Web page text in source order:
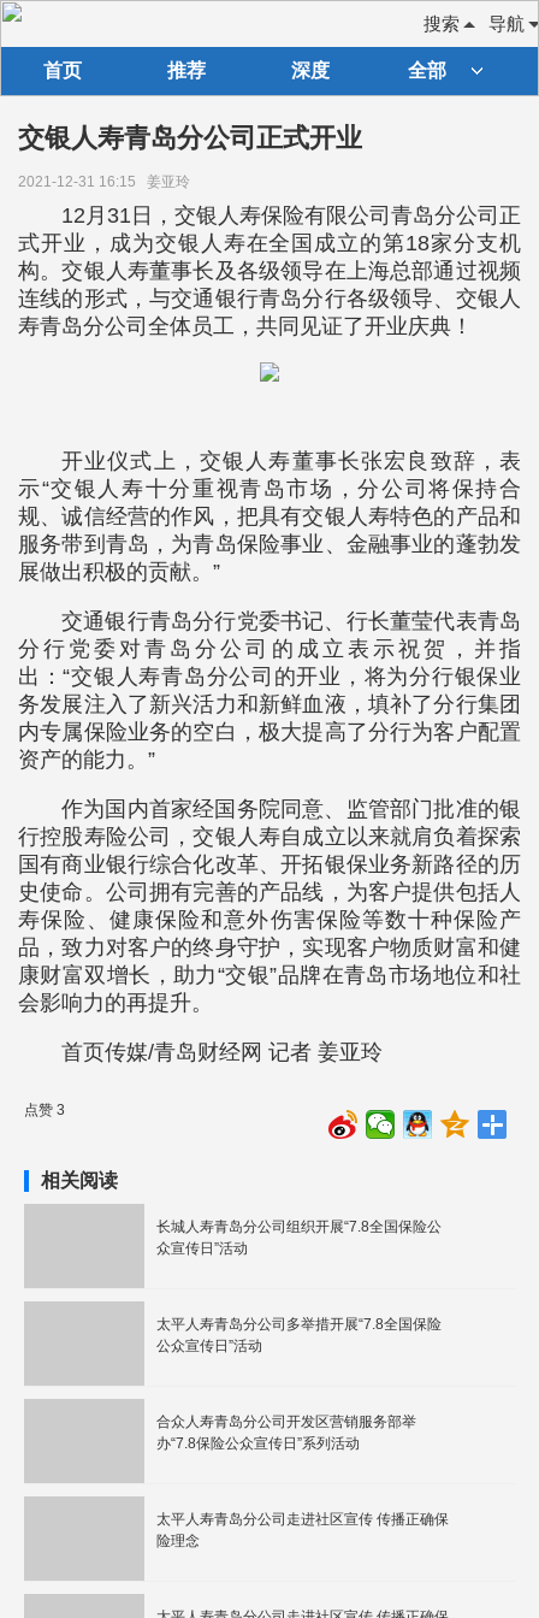
导航
搜索
首页 推荐 深度 全部
交银人寿青岛分公司正式开业
2021-12-31 16:15 姜亚玲
12月31日，交银人寿保险有限公司青岛分公司正
式开业，成为交银人寿在全国成立的第18家分支机
构。交银人寿董事长及各级领导在上海总部通过视频
连线的形式，与交通银行青岛分行各级领导、交银人
寿青岛分公司全体员工，共同见证了开业庆典！
开业仪式上，交银人寿董事长张宏良致辞，表
示“交银人寿十分重视青岛市场，分公司将保持合
规、诚信经营的作风，把具有交银人寿特色的产品和
服务带到青岛，为青岛保险事业、金融事业的蓬勃发
展做出积极的贡献。”
交通银行青岛分行党委书记、行长董莹代表青岛
分行党委对青岛分公司的成立表示祝贺，并指
出：“交银人寿青岛分公司的开业，将为分行银保业
务发展注入了新兴活力和新鲜血液，填补了分行集团
内专属保险业务的空白，极大提高了分行为客户配置
资产的能力。”
作为国内首家经国务院同意、监管部门批准的银
行控股寿险公司，交银人寿自成立以来就肩负着探索
国有商业银行综合化改革、开拓银保业务新路径的历
史使命。公司拥有完善的产品线，为客户提供包括人
寿保险、健康保险和意外伤害保险等数十种保险产
品，致力对客户的终身守护，实现客户物质财富和健
康财富双增长，助力“交银”品牌在青岛市场地位和社
会影响力的再提升。
首页传媒/青岛财经网 记者 姜亚玲
点赞 3
相关阅读
长城人寿青岛分公司组织开展“7.8全国保险公
众宣传日”活动
太平人寿青岛分公司多举措开展“7.8全国保险
公众宣传日”活动
合众人寿青岛分公司开发区营销服务部举
办“7.8保险公众宣传日”系列活动
太平人寿青岛分公司走进社区宣传 传播正确保
险理念